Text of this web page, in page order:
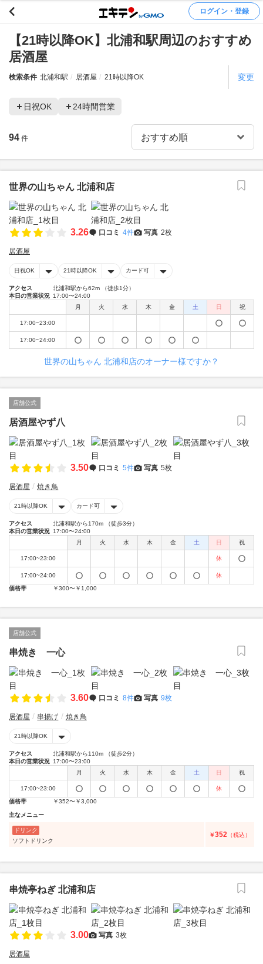
ログイン・登録
【21時以降OK】北浦和駅周辺のおすすめ
居酒屋
検索条件 北浦和駅 居酒屋 21時以降OK 変更
日祝OK 24時間営業
94 件
世界の山ちゃん 北浦和店
3.26 口コミ 4件 写真 2枚
居酒屋
日祝OK 21時以降OK カード可
アクセス
北浦和駅から62m （徒歩1分）
本日の営業状況 17:00〜24:00
月
火 水 木 金 土 日 祝
17:00~23:00
17:00~24:00
世界の山ちゃん 北浦和店のオーナー様ですか？
店舗公式
居酒屋やず八
3.50 口コミ 5件 写真 5枚
居酒屋 焼き鳥
21時以降OK カード可
アクセス
北浦和駅から170m （徒歩3分）
本日の営業状況 17:00〜24:00
月
火 水 木 金 土 日 祝
17:00~23:00 休
17:00~24:00
休
価格帯
￥300〜￥1,000
店舗公式
串焼き 一心
3.60 口コミ 8件 写真 9枚
居酒屋 串揚げ 焼き鳥
21時以降OK
アクセス
北浦和駅から110m （徒歩2分）
本日の営業状況 17:00〜23:00
月
火 水 木 金 土 日 祝
17:00~23:00
休
価格帯
￥352〜￥3,000
主なメニュー
ドリンク
ソフトドリンク
￥352 （税込）
串焼亭ねぎ 北浦和店
3.00 写真 3枚
居酒屋